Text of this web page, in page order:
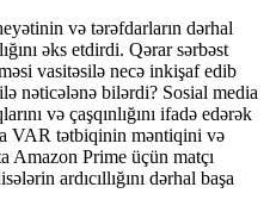
və tərəfdarların dərhal
əks etdirdi. Qərar sərbəst
vasitəsilə necə inkişaf edib
nəticələnə bilərdi? Sosial media
və çaşqınlığını ifadə edərək
VAR tətbiqinin məntiqini və
Amazon Prime üçün matçı
ardıcıllığını dərhal başa